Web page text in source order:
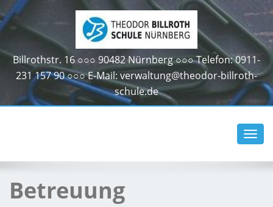
Billrothstr. 16 ○○○ 90482 Nürnberg ○○○ Telefon: 0911-
231 157 90 ○○○ E-Mail: verwaltung@theodor-billroth-
schule.de
Betreuung